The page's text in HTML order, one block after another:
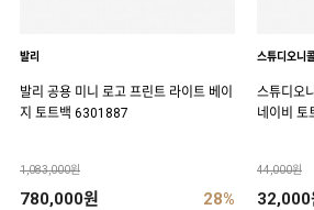
발리
발리 공용 미니 로고 프린트 라이트 베이
지 토트백 6301887
1,083,000원
780,000원 28%
스튜디오니
스튜디오
네이비 토
44,000원
32,000